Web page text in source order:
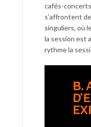
cafés-
s’affrontent
singuliers, où
la session est
rythme la
B.